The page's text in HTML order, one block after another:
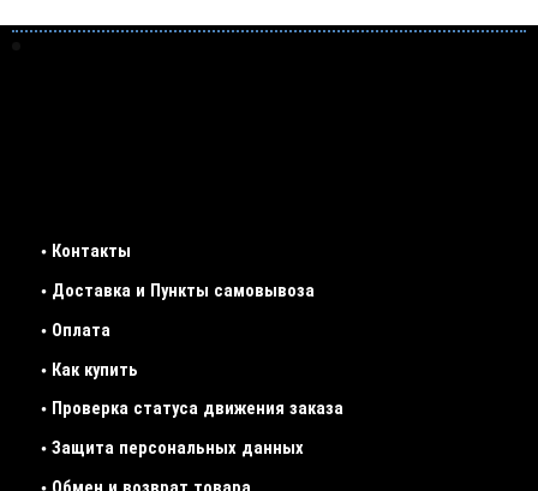
• Контакты
• Доставка и Пункты самовывоза
• Оплата
• Как купить
• Проверка статуса движения заказа
• Защита персональных данных
• Обмен и возврат товара